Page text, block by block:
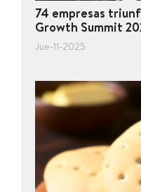
74 empresas
Growth Summit
Jue-11-2025